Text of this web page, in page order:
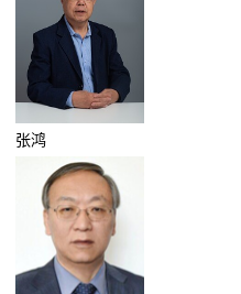
张鸿